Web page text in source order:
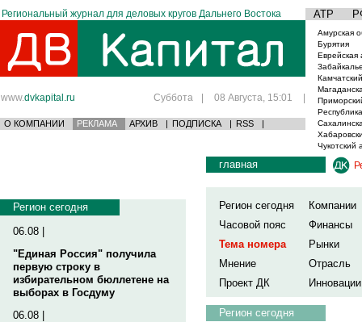
Региональный журнал для деловых кругов Дальнего Востока АТР
www.dvkapital.ru Суббота | 08 Августа, 15:01 |
О КОМПАНИИ РЕКЛАМА АРХИВ | ПОДПИСКА | RSS |
Амурская
Бурятия
Еврейская
Чукотский
Регион сегодня
06.08 |
"Единая Россия" получила
первую строку в
избирательном бюллетене на
выборах в Госдуму
06.08 |
главная
Регион сегодня
Компании
Часовой пояс
Финансы
Тема номера
Рынки
Мнение
Отрасль
Проект ДК
Инновации
Регион сегодня